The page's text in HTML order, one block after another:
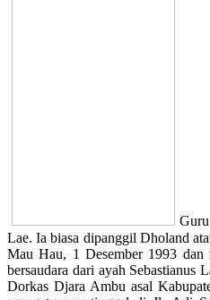
Lae. Ia biasa dipanggil Dholand
Mau Hau, 1 Desember 1993 dan
bersaudara dari ayah Sebastianus
Dorkas Djara Ambu asal